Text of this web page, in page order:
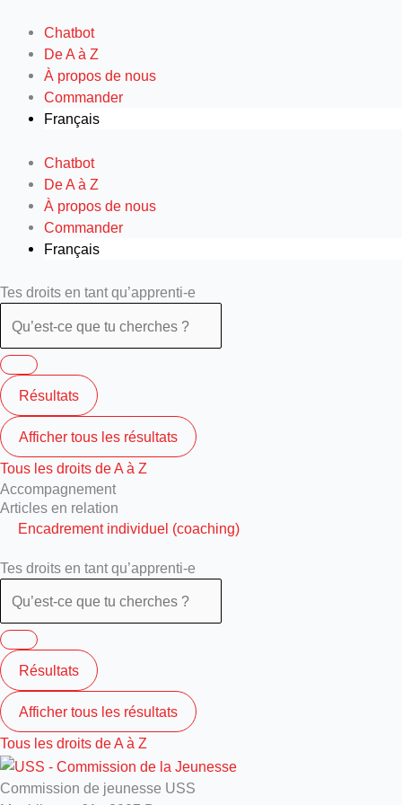
contenu
Chatbot
De A à Z
À propos de nous
Commander
Français
Chatbot
De A à Z
À propos de nous
Commander
Français
Tes droits en tant qu’apprenti-e
Search
Résultats
Afficher tous les résultats
Tous les droits de A à Z
Accompagnement
Articles en relation
Encadrement individuel (coaching)
Tes droits en tant qu’apprenti-e
Search
Résultats
Afficher tous les résultats
Tous les droits de A à Z
Commission de jeunesse USS